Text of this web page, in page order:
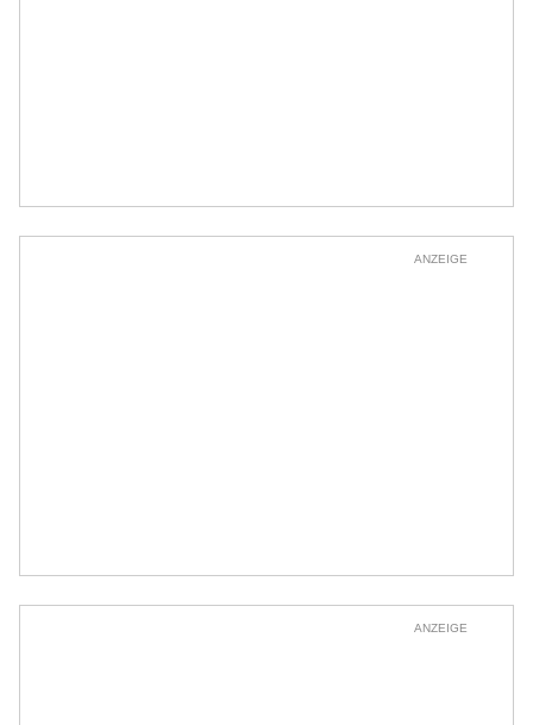
ANZEIGE
ANZEIGE